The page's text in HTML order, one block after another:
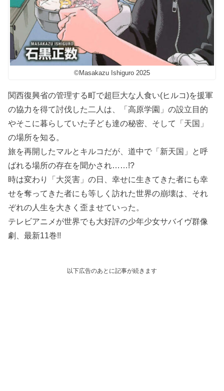
©️Masakazu Ishiguro 2025
関西復興省の管理する町で超巨大な人食い(ヒルコ)を援軍
の協力を得て討伐した二人は、「高原学園」の設立目的
やそこに暮らしていた子ども達の秘密、そして「天国」
の場所を知る。
旅を再開したマルとキルコだが、道中で「新天国」と呼
ばれる場所の存在を聞かされ……!?
時は変わり「大災害」の日、幸せに生きてきた者にも幸
せを奪ってきた者にも等しく訪れた世界の崩壊は、それ
ぞれの人生を大きく歪ませていった。
テレビアニメが世界でも大好評の少年少女サバイヴ群像
劇、最新11巻!!
以下広告のあとに記事が続きます